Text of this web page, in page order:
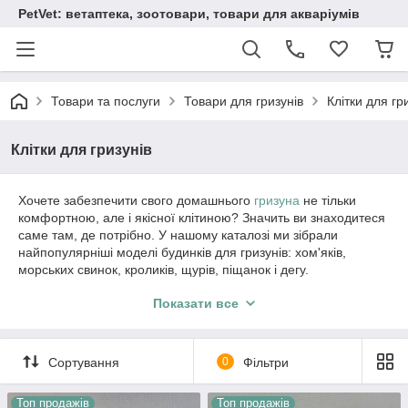
PetVet: ветаптека, зоотовари, товари для акваріумів
Товари та послуги Товари для гризунів Клітки для
Клітки для гризунів
Хочете забезпечити свого домашнього гризуна не тільки
комфортною, але і якісної клітиною? Значить ви знаходитеся
саме там, де потрібно. У нашому каталозі ми зібрали
найпопулярніші моделі будинків для гризунів: хом'яків,
морських свинок, кроликів, щурів, піщанок і дегу.
який він?
Вибираючи будинок длягризуна, в першу чергу, необхідно
Показати все
Сортування 0 Фільтри
Топ продажів Топ продажів